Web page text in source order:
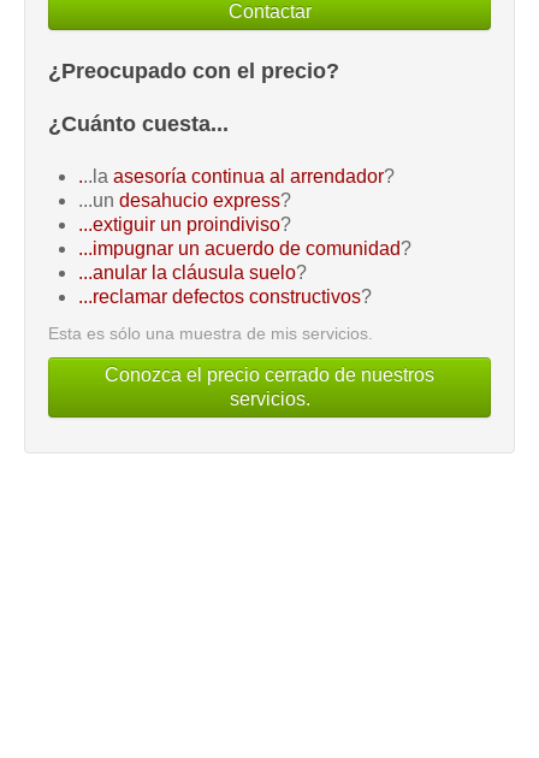
Contactar
¿Preocupado con el precio?
¿Cuánto cuesta...
...la asesoría continua al arrendador?
...un desahucio express?
...extiguir un proindiviso?
...impugnar un acuerdo de comunidad?
...anular la cláusula suelo?
...reclamar defectos constructivos?
Esta es sólo una muestra de mis servicios.
Conozca el precio cerrado de nuestros
servicios.